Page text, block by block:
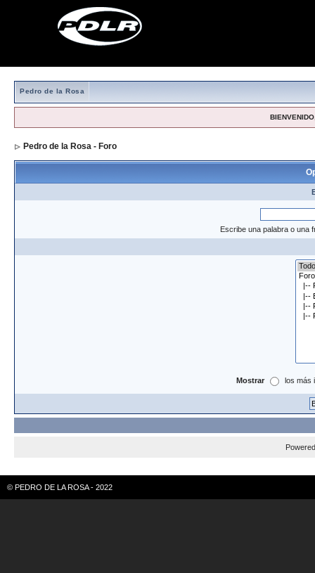
Pedro de la Rosa
Pedro de la Rosa - Foro
Escribe una palabra o una
Mostrar los más
© PEDRO DE LA ROSA - 2022